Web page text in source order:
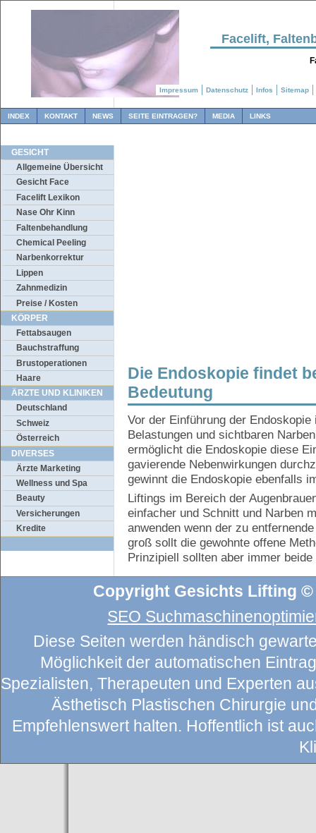
Facelift,
INDEX KONTAKT NEWS SEITE EINTRAGEN? MEDIA LINKS
GESICHT
Allgemeine Übersicht
Gesicht Face
Facelift Lexikon
Nase Ohr Kinn
Faltenbehandlung
Chemical Peeling
Narbenkorrektur
Lippen
Zahnmedizin
Preise / Kosten
KÖRPER
Fettabsaugen
Bauchstraffung
Brustoperationen
Haare
ÄRZTE UND KLINIKEN
Deutschland
Schweiz
Österreich
DIVERSES
Ärzte Marketing
Wellness und Spa
Beauty
Versicherungen
Kredite
Die Endoskopie findet
Bedeutung
Vor der Einführung der
Belastungen und sichtbaren
ermöglicht die Endoskopie diese
gavierende Nebenwirkungen
gewinnt die Endoskopie ebenfalls
Liftings im Bereich der
einfacher und Schnitt und Narben
anwenden wenn der zu
groß sollt die gewohnte offene
Prinzipiell sollten aber immer
Copyright Gesichts Lifting ©
SEO
Diese Seiten werden händisch
Möglichkeit der automatischen
Spezialisten, Therapeuten und Experten
Ästhetisch Plastischen Chirurgie
Empfehlenswert halten. Hoffentlich ist
Impressum Datenschutz Infos Sitemap